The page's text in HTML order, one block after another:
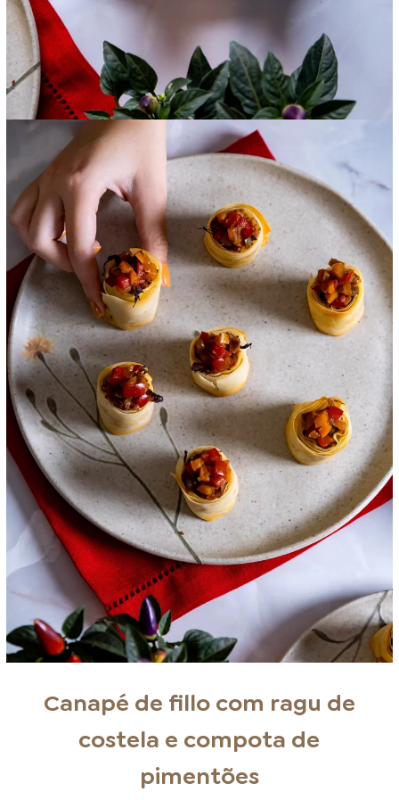
Canapé de fillo com ragu de
costela e compota de
pimentões